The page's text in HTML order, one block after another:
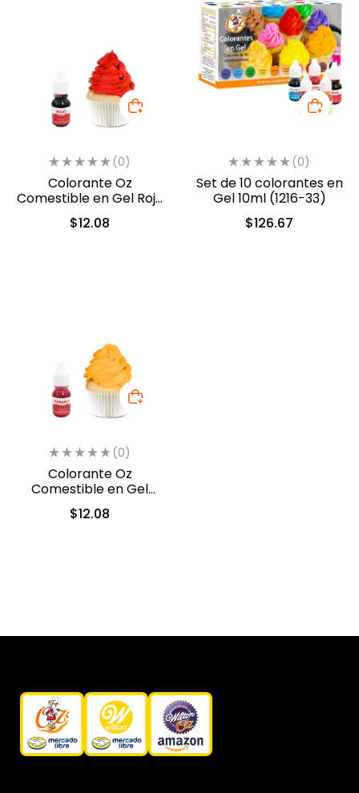
(0)
Colorante Oz
Comestible en Gel Rojo
10 ml (551)
$12.08
(0)
Set de 10 colorantes en
Gel 10ml (1216-33)
$126.67
(0)
Colorante Oz
Comestible en Gel
Naranja 10ml (557)
$12.08